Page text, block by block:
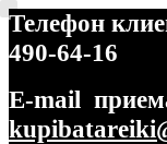
Телефон
490-64-16
E-mail